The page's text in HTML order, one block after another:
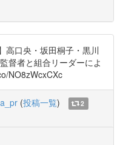
高口央・坂田桐子・黒川
督者と組合リーダーによ
NO8zWcxCXc
(投稿一覧) 2